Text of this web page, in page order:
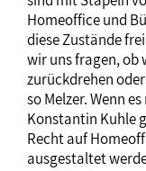
Homeoffice und
diese Zustände
wir uns fragen, ob
zurückdrehen
so Melzer. Wenn
Konstantin Kuhle
Recht auf
ausgestaltet